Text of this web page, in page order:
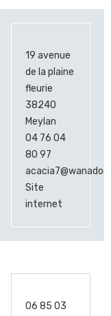
19 avenue
de la plaine
fleurie
38240
Meylan
04 76 04
80 97
Site
internet
06 85 03